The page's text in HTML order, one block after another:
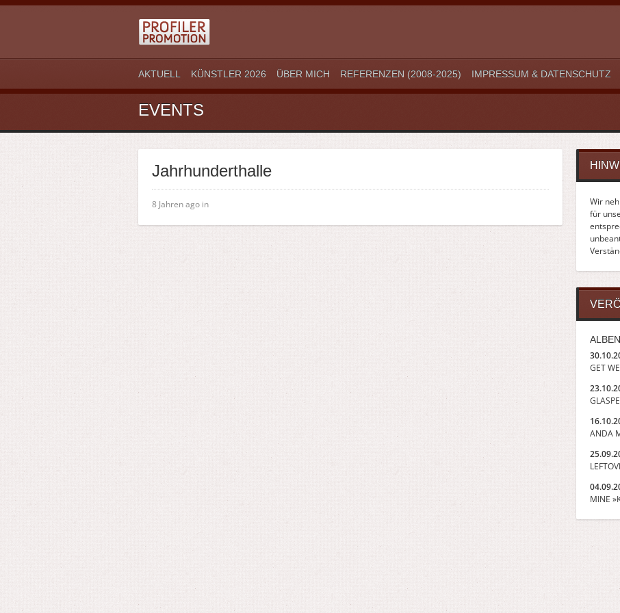
AKTUELL KÜNSTLER 2026 ÜBER MICH REFERENZEN (2008-2025) IMPRESSUM & DATENSCHUTZ
EVENTS
Jahrhunderthalle
8 Jahren ago in
Wir
für
GET
ANDA
MINE